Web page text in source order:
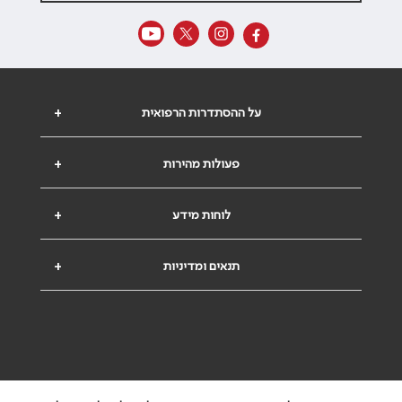
+ על ההסתדרות הרפואית
+ פעולות מהירות
+ לוחות מידע
+ תנאים ומדיניות